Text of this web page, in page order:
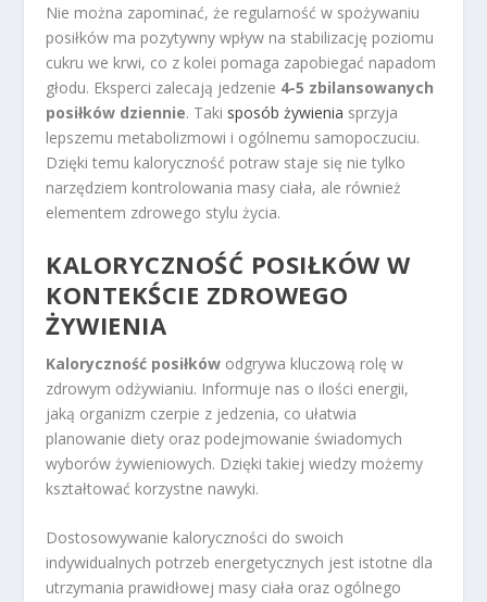
Nie można zapominać, że regularność w spożywaniu
posiłków ma pozytywny wpływ na stabilizację poziomu
cukru we krwi, co z kolei pomaga zapobiegać napadom
głodu. Eksperci zalecają jedzenie 4-5 zbilansowanych
posiłków dziennie. Taki sposób żywienia sprzyja
lepszemu metabolizmowi i ogólnemu samopoczuciu.
Dzięki temu kaloryczność potraw staje się nie tylko
narzędziem kontrolowania masy ciała, ale również
elementem zdrowego stylu życia.
KALORYCZNOŚĆ POSIŁKÓW W
KONTEKŚCIE ZDROWEGO
ŻYWIENIA
Kaloryczność posiłków odgrywa kluczową rolę w
zdrowym odżywianiu. Informuje nas o ilości energii,
jaką organizm czerpie z jedzenia, co ułatwia
planowanie diety oraz podejmowanie świadomych
wyborów żywieniowych. Dzięki takiej wiedzy możemy
kształtować korzystne nawyki.
Dostosowywanie kaloryczności do swoich
indywidualnych potrzeb energetycznych jest istotne dla
utrzymania prawidłowej masy ciała oraz ogólnego